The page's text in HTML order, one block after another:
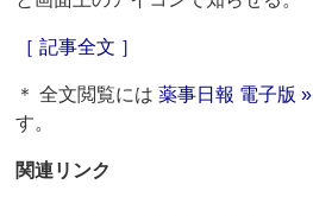
［ 記事全文 ］
＊ 全文閲覧には薬事日報 電子版 »
す。
関連リンク